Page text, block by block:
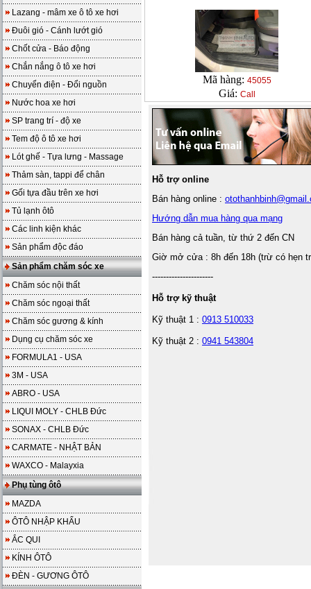
Lazang - mâm xe ô tô xe hơi
Đuôi gió - Cánh lướt gió
Chốt cửa - Báo động
Chắn nắng ô tô xe hơi
Chuyển điện - Đổi nguồn
Nước hoa xe hơi
SP trang trí - độ xe
Tem độ ô tô xe hơi
Lót ghế - Tựa lưng - Massage
Thảm sàn, tappi để chân
Gối tựa đầu trên xe hơi
Tủ lạnh ôtô
Các linh kiện khác
Sản phẩm độc đáo
Sản phẩm chăm sóc xe
Chăm sóc nội thất
Chăm sóc ngoại thất
Chăm sóc gương & kính
Dụng cụ chăm sóc xe
FORMULA1 - USA
3M - USA
ABRO - USA
LIQUI MOLY - CHLB Đức
SONAX - CHLB Đức
CARMATE - NHẬT BẢN
WAXCO - Malayxia
Phụ tùng ôtô
MAZDA
ÔTÔ NHẬP KHẨU
ẮC QUI
KÍNH ÔTÔ
ĐÈN - GƯƠNG ÔTÔ
Mã hàng: 45055
Giá: Call
Hỗ trợ online
Bán hàng online :
Hướng dẫn mua hàng qua mạng
Bán hàng cả tuần, từ thứ 2 đến CN
Giờ mở cửa : 8h đến 18h (trừ có hẹn
----------------------
Hỗ trợ kỹ thuật
Kỹ thuật 1 : 0913 510033
Kỹ thuật 2 : 0941 543804